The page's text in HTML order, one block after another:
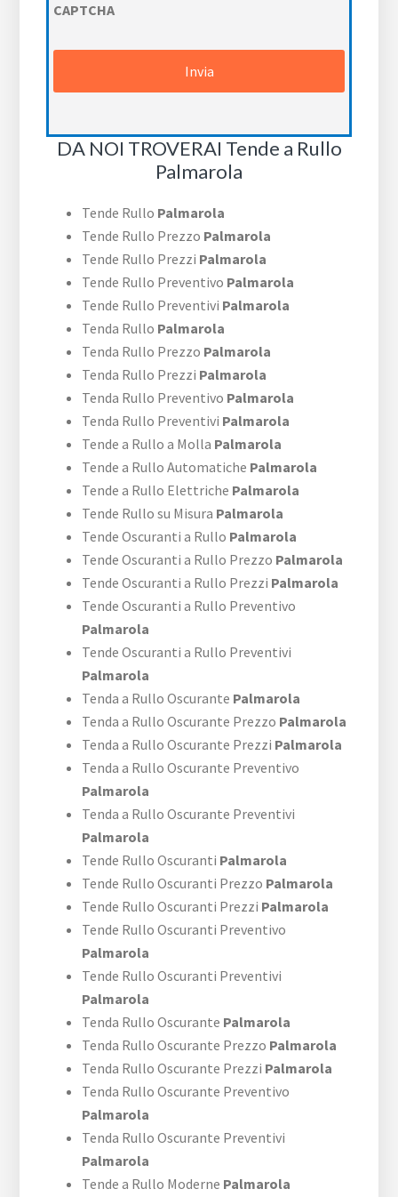
CAPTCHA
DA NOI TROVERAI Tende a Rullo
Palmarola
Tende Rullo Palmarola
Tende Rullo Prezzo Palmarola
Tende Rullo Prezzi Palmarola
Tende Rullo Preventivo Palmarola
Tende Rullo Preventivi Palmarola
Tenda Rullo Palmarola
Tenda Rullo Prezzo Palmarola
Tenda Rullo Prezzi Palmarola
Tenda Rullo Preventivo Palmarola
Tenda Rullo Preventivi Palmarola
Tende a Rullo a Molla Palmarola
Tende a Rullo Automatiche Palmarola
Tende a Rullo Elettriche Palmarola
Tende Rullo su Misura Palmarola
Tende Oscuranti a Rullo Palmarola
Tende Oscuranti a Rullo Prezzo Palmarola
Tende Oscuranti a Rullo Prezzi Palmarola
Tende Oscuranti a Rullo Preventivo
Palmarola
Tende Oscuranti a Rullo Preventivi
Palmarola
Tenda a Rullo Oscurante Palmarola
Tenda a Rullo Oscurante Prezzo Palmarola
Tenda a Rullo Oscurante Prezzi Palmarola
Tenda a Rullo Oscurante Preventivo
Palmarola
Tenda a Rullo Oscurante Preventivi
Palmarola
Tende Rullo Oscuranti Palmarola
Tende Rullo Oscuranti Prezzo Palmarola
Tende Rullo Oscuranti Prezzi Palmarola
Tende Rullo Oscuranti Preventivo
Palmarola
Tende Rullo Oscuranti Preventivi
Palmarola
Tenda Rullo Oscurante Palmarola
Tenda Rullo Oscurante Prezzo Palmarola
Tenda Rullo Oscurante Prezzi Palmarola
Tenda Rullo Oscurante Preventivo
Palmarola
Tenda Rullo Oscurante Preventivi
Palmarola
Tende a Rullo Moderne Palmarola